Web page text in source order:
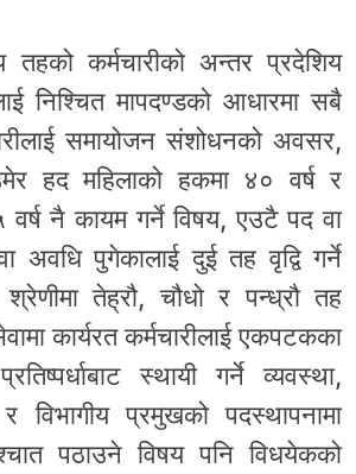
कर्मचारीको अन्तर प्रदेशिय
निश्चित मापदण्डको आधारमा सबै
समायोजन संशोधनको अवसर,
हद महिलाको हकमा ४० वर्ष र
नै कायम गर्ने विषय, एउटै पद वा
अवधि पुगेकालाई दुई तह वृद्वि गर्ने
श्रेणीमा तेह्रौ, चौधो र पन्ध्रौ तह
कार्यरत कर्मचारीलाई एकपटकका
स्थायी गर्ने व्यवस्था,
विभागीय प्रमुखको पदस्थापनामा
पठाउने विषय पनि विधयेकको